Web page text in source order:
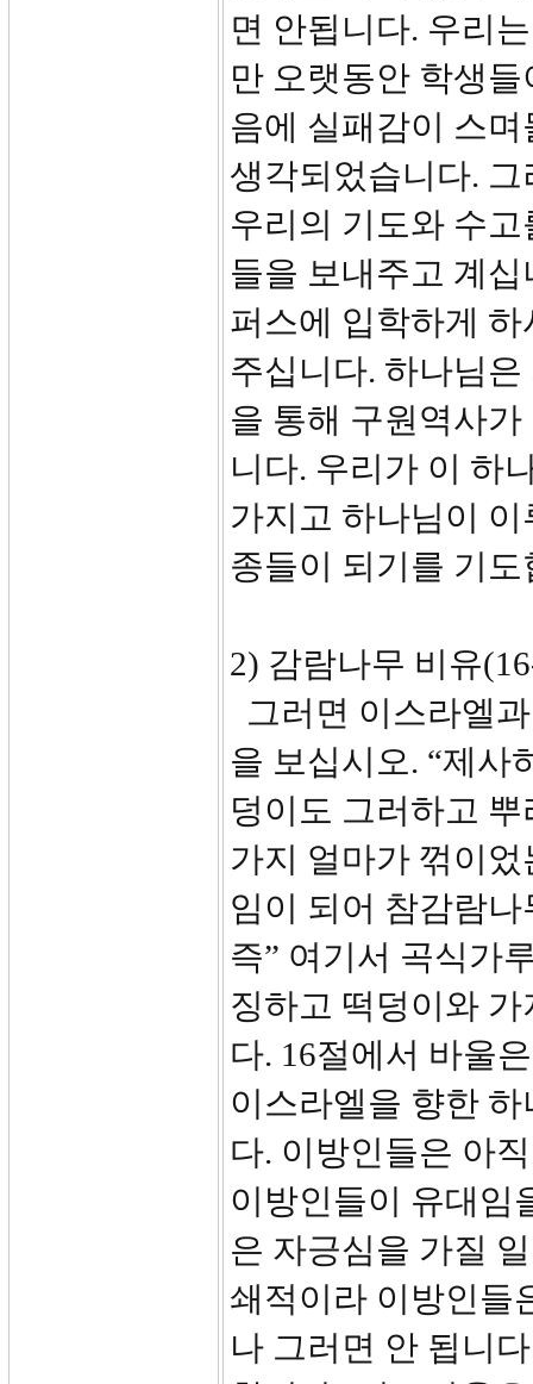
면 안됩니다. 우리
만 오랫동안 학생
음에 실패감이 스
생각되었습니다.
우리의 기도와 수
들을 보내주고 계
퍼스에 입학하게
주십니다. 하나님
을 통해 구원역사
니다. 우리가 이 하
가지고 하나님이
종들이 되기를 기도
2) 감람나무 비유
그러면 이스라엘
을 보십시오. “제사
덩이도 그러하고
가지 얼마가 꺾이
임이 되어 참감람
즉” 여기서 곡식가
징하고 떡덩이와
다. 16절에서 바울
이스라엘을 향한
다. 이방인들은 아
이방인들이 유대임
은 자긍심을 가질
쇄적이라 이방인들
나 그러면 안 됩니